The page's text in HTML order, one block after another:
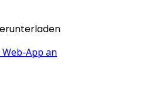
App an